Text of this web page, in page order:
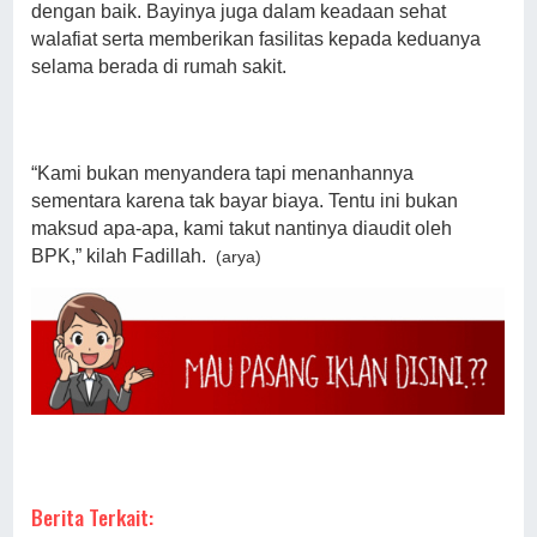
dengan baik. Bayinya juga dalam keadaan sehat
walafiat serta memberikan fasilitas kepada keduanya
selama berada di rumah sakit.
“Kami bukan menyandera tapi menanhannya
sementara karena tak bayar biaya. Tentu ini bukan
maksud apa-apa, kami takut nantinya diaudit oleh
BPK,” kilah Fadillah. (arya)
Berita Terkait: